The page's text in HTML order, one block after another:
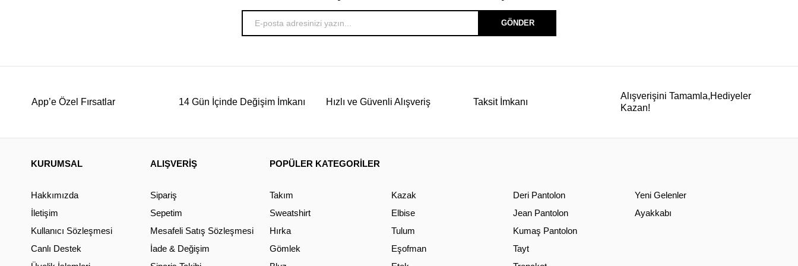
GÖNDER
App’e Özel Fırsatlar 14 Gün İçinde Değişim İmkanı Hızlı ve Güvenli Alışveriş Taksit İmkanı
Alışverişini Tamamla,Hediyeler
Kazan!
KURUMSAL
Hakkımızda
İletişim
Kullanıcı Sözleşmesi
Canlı Destek
ALIŞVERİŞ
Sipariş
Sepetim
Mesafeli Satış Sözleşmesi
İade & Değişim
POPÜLER KATEGORİLER
Takım
Sweatshirt
Hırka
Gömlek
Kazak
Elbise
Tulum
Eşofman
Deri Pantolon
Jean Pantolon
Kumaş Pantolon
Tayt
Yeni Gelenler
Ayakkabı